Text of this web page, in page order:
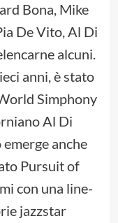
Bona, Mike
De Vito, Al Di
alcuni.
anni, è stato
Simphony
Al Di
anche
Pursuit of
con una line-
jazzstar